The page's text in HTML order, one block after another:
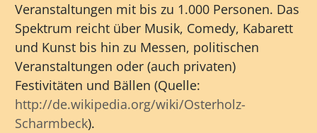
Veranstaltungen mit bis zu 1.000 Personen. Das
Spektrum reicht über Musik, Comedy, Kabarett
und Kunst bis hin zu Messen, politischen
Veranstaltungen oder (auch privaten)
Festivitäten und Bällen (Quelle:
http://de.wikipedia.org/wiki/Osterholz-
Scharmbeck).